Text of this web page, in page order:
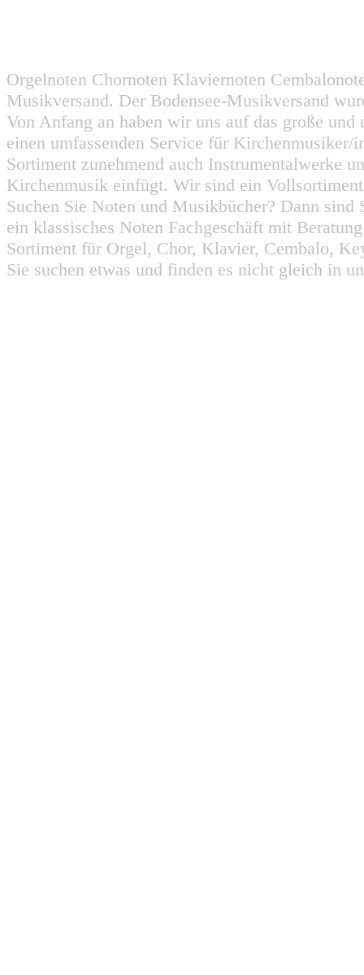
Orgelnoten Chornoten Klaviernoten
Musikversand. Der Bodensee-Musikversand
Von Anfang an haben wir uns auf das große
einen umfassenden Service für
Sortiment zunehmend auch Instrumentalwerke
Kirchenmusik einfügt. Wir sind ein
Suchen Sie Noten und Musikbücher? Dann
ein klassisches Noten Fachgeschäft mit
Sortiment für Orgel, Chor, Klavier, Cembalo,
Sie suchen etwas und finden es nicht gleich in